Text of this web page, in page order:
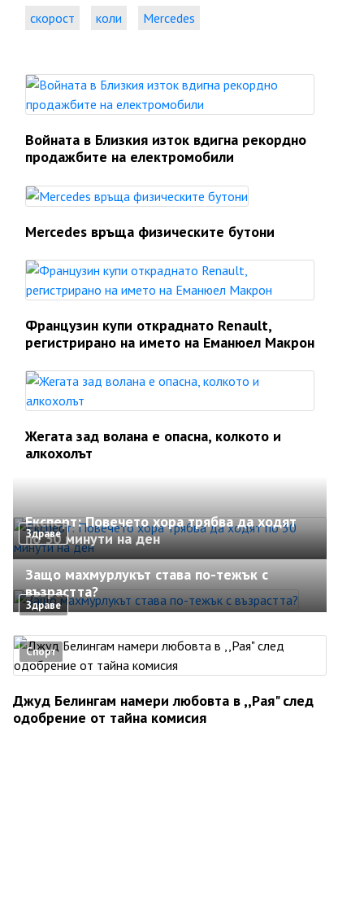
скорост
коли Mercedes
Войната в Близкия изток вдигна рекордно
продажбите на електромобили
Mercedes връща физическите бутони
Французин купи откраднато Renault,
регистрирано на името на Еманюел Макрон
Жегата зад волана е опасна, колкото и
алкохолът
Здраве
Експерт: Повечето хора трябва да ходят
по 30 минути на ден
Здраве
Защо махмурлукът става по-тежък с
възрастта?
Спорт
Джуд Белингам намери любовта в ,,Рая" след
одобрение от тайна комисия